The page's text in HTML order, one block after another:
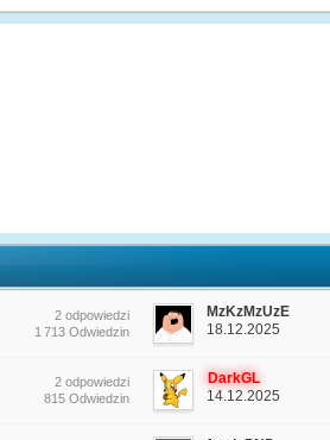
2 odpowiedzi
1 713 Odwiedzin
MzKzMzUzE
18.12.2025
2 odpowiedzi
815 Odwiedzin
DarkGL
14.12.2025